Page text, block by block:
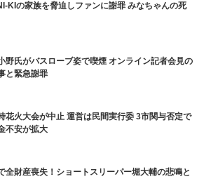
KIの家族を脅迫しファンに謝罪 みなちゃんの死
野氏がバスローブ姿で喫煙 オンライン記者会見の
と緊急謝罪
花火大会が中止 運営は民間実行委 3市関与否定で
不安が拡大
全財産喪失！ショートスリーパー堀大輔の悲鳴と